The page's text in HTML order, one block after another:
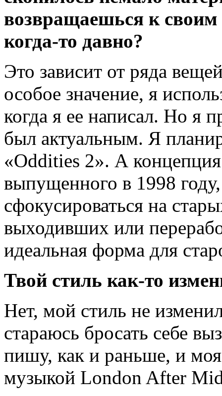
возвращаешься к
когда-то давно?
Это зависит от ряда
особое значение, я
когда я ее написал. Но я
был актуальным. Я
«Oddities 2». А
выпущенного в 1998
сфокусироваться на
выходивших или
идеальная форма для
Твой стиль как-то
Нет, мой стиль не
стараюсь бросать себе
пишу, как и раньше, и
музыкой London After